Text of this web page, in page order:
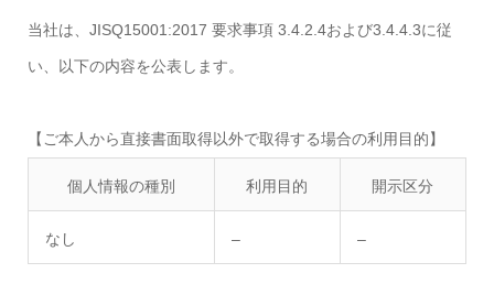
当社は、JISQ15001:2017 要求事項 3.4.2.4および3.4.4.3に従
い、以下の内容を公表します。
【ご本人から直接書面取得以外で取得する場合の利用目的】
個人情報の種別 利用目的 開示区分
なし – –